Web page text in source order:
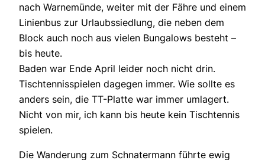
nach Warnemünde, weiter mit der Fähre und einem
Linienbus zur Urlaubssiedlung, die neben dem
Block auch noch aus vielen Bungalows besteht –
bis heute.
Baden war Ende April leider noch nicht drin.
Tischtennisspielen dagegen immer. Wie sollte es
anders sein, die TT-Platte war immer umlagert.
Nicht von mir, ich kann bis heute kein Tischtennis
spielen.
Die Wanderung zum Schnatermann führte ewig